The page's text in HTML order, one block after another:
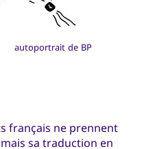
autoportrait de BP
français ne prennent
sa traduction en